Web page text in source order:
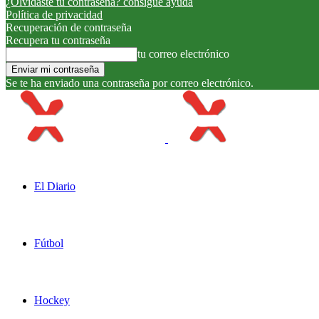
Política de privacidad
Recuperación de contraseña
Recupera tu contraseña
tu correo electrónico
Se te ha enviado una contraseña por correo electrónico.
El Diario
Fútbol
Hockey